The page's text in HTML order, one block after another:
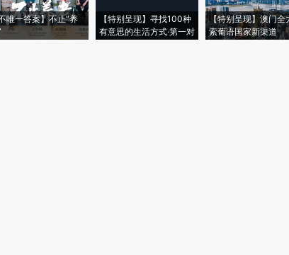
唯一答案】不止“养
【特别呈现】寻找100种
有意思的生活方式·第一对
【特别呈现】澳门全
索葡语国家新渠道